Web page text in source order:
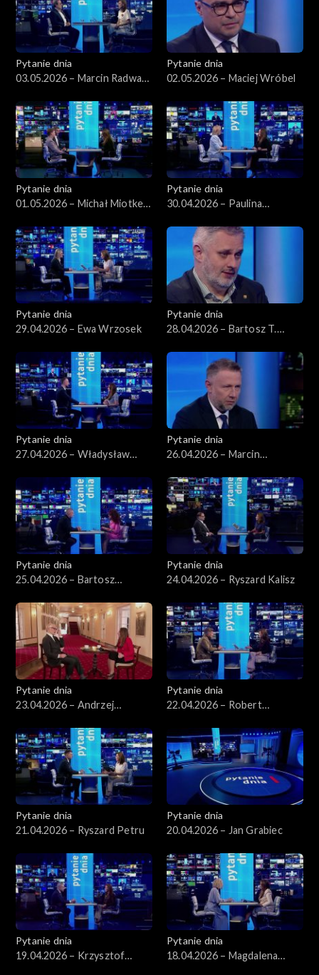
Pytanie dnia
03.05.2026 – Marcin Radwan-
Pytanie dnia
02.05.2026 – Maciej Wróbel
Pytanie dnia
01.05.2026 – Michał Miotke,
Pytanie dnia
30.04.2026 – Paulina
Pytanie dnia
29.04.2026 – Ewa Wrzosek
Pytanie dnia
28.04.2026 – Bartosz T.
Pytanie dnia
27.04.2026 – Władysław
Pytanie dnia
26.04.2026 – Marcin
Pytanie dnia
25.04.2026 – Bartosz
Pytanie dnia
24.04.2026 – Ryszard Kalisz
Pytanie dnia
23.04.2026 – Andrzej
Pytanie dnia
22.04.2026 – Robert
Pytanie dnia
21.04.2026 – Ryszard Petru
Pytanie dnia
20.04.2026 – Jan Grabiec
Pytanie dnia
19.04.2026 – Krzysztof
Pytanie dnia
18.04.2026 – Magdalena